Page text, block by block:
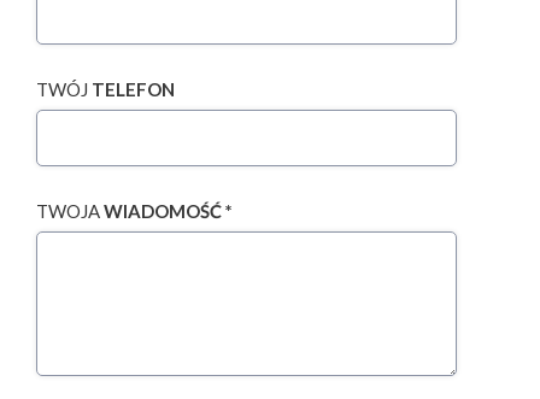
TWÓJ TELEFON
TWOJAWIADOMOŚĆ *